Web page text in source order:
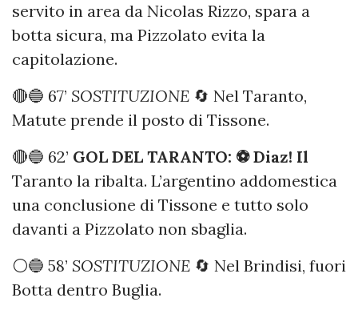
servito in area da Nicolas Rizzo, spara a
botta sicura, ma Pizzolato evita la
capitolazione.
🔴🔵 67’ SOSTITUZIONE 🔄 Nel Taranto,
Matute prende il posto di Tissone.
🔴🔵 62’ GOL DEL TARANTO: ⚽️ Diaz! Il
Taranto la ribalta. L’argentino addomestica
una conclusione di Tissone e tutto solo
davanti a Pizzolato non sbaglia.
⚪️🔵 58’ SOSTITUZIONE 🔄 Nel Brindisi, fuori
Botta dentro Buglia.